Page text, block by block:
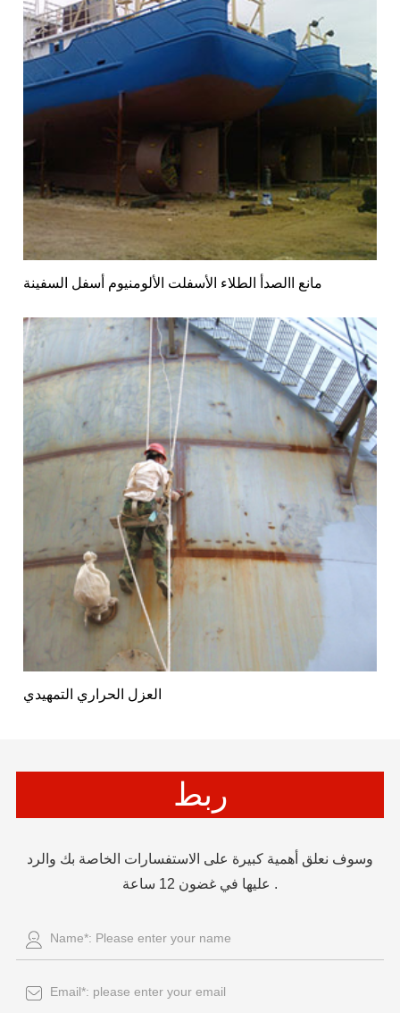
مانع االصدأ الطلاء الأسفلت الألومنيوم أسفل السفينة
العزل الحراري التمهيدي
ربط
وسوف نعلق أهمية كبيرة على الاستفسارات الخاصة بك والرد
عليها في غضون 12 ساعة .